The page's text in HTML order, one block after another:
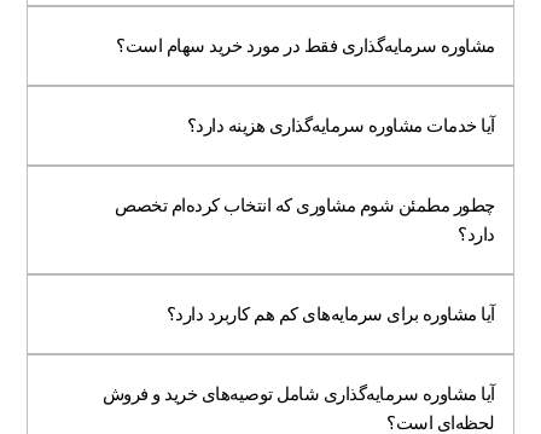
مشاوره سرمایه‌گذاری فقط در مورد خرید سهام است؟
آیا خدمات مشاوره سرمایه‌گذاری هزینه دارد؟
چطور مطمئن شوم مشاوری که انتخاب کرده‌ام تخصص
دارد؟
آیا مشاوره برای سرمایه‌های کم هم کاربرد دارد؟
آیا مشاوره سرمایه‌گذاری شامل توصیه‌های خرید و فروش
لحظه‌ای است؟